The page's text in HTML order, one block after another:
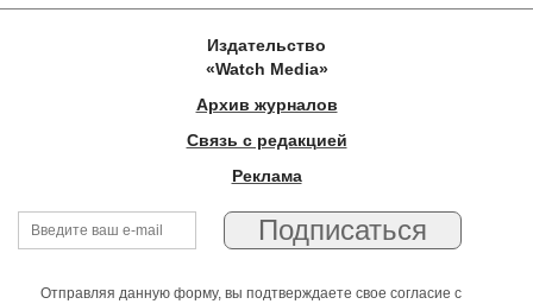
Издательство
«Watch Media»
Архив журналов
Связь с редакцией
Реклама
Отправляя данную форму, вы подтверждаете свое согласие с